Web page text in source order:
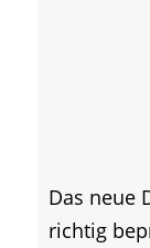
Das neue
richtig